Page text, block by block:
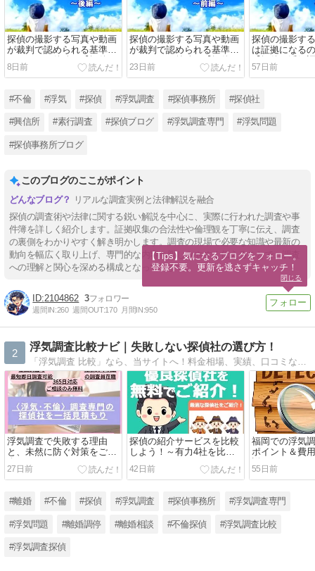
探偵の撮影する写真や動画
が裁判で認められる基準は
あるの？～後編～【探偵・
浮気調査ブログ】
8日前
探偵の撮影する写真や動画
が裁判で認められる基準は
あるの？～前編～【探偵・
浮気調査ブログ】
23日前
探偵の撮影す
は証拠になる
【探偵・浮気
57日前
#不倫 #浮気 #探偵 #浮気調査 #探偵事務所 #探偵社
#興信所 #素行調査 #探偵ブログ #浮気調査専門 #浮気問題
#探偵事務所ブログ
このブログのここがポイント
リアルな調査実例と法律解説を融合
探偵の調査術や法律に関する鋭い解説を中心に、実際に行われた調査や事
件簿を詳しく紹介します。証拠収集の合法性や倫理観を丁寧に伝え、調査
の裏側をわかりやすく解き明かします。調査の現場で必要な知識や最新の
動向を幅広く取り上げ、専門的な内容も親しみやすく伝えることで、調査
への理解と関心を深める構成となっています。
2104862 3
週間IN:260 週間OUT:170 月間IN:950
2
浮気調査比較ナビ｜失敗しない探偵社の選び方！
浮気調査で失敗する理由
と、未然に防ぐ対策をご紹
27日前
探偵の紹介サービスを比較
しよう！～有力4社を比較
42日前
福岡での浮気
ポイント＆費
55日前
#離婚 #不倫 #探偵 #浮気調査 #探偵事務所 #浮気調査専門
#浮気問題 #離婚調停 #離婚相談 #不倫探偵 #浮気調査比較
#浮気調査探偵
【Tips】気になるブログをフォロー。
登録不要。更新を逃さずキャッチ！
閉じる